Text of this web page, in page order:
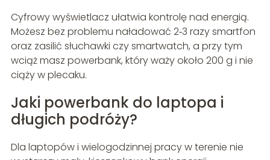
Cyfrowy wyświetlacz ułatwia kontrolę nad energią.
Możesz bez problemu naładować 2‑3 razy smartfon
oraz zasilić słuchawki czy smartwatch, a przy tym
wciąż masz powerbank, który waży około 200 g i nie
ciąży w plecaku.
Jaki powerbank do laptopa i
długich podróży?
Dla laptopów i wielogodzinnej pracy w terenie nie